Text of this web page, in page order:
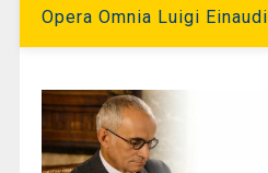
Opera Omnia Luigi Einaudi